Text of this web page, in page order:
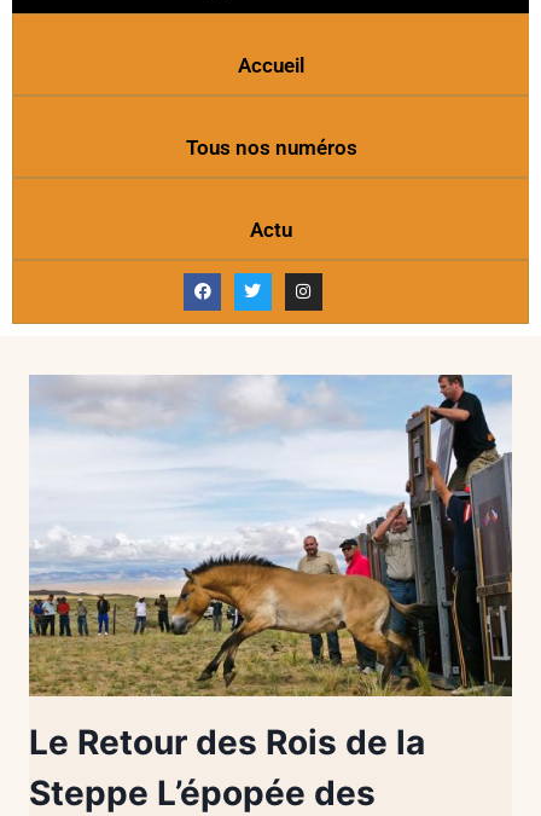
Accueil
Tous nos numéros
Actu
Le Retour des Rois de la
Steppe L’épopée des